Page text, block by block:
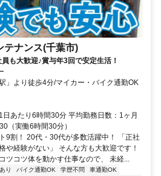
テナンス(千葉市)
も大歓迎♪賞与年3回で安定生活！
」より徒歩4分/マイカー・バイク通勤OK
あたり6時間30分 平均勤務日数：1ヶ月
（実働6時間30分）
9割！ 20代・30代が多数活躍中！ 「正社
や経験がない」 そんな方も大歓迎です！
ツコツ体を動かす仕事なので、 未経...
り バイク通勤OK 学歴不問
車通勤OK